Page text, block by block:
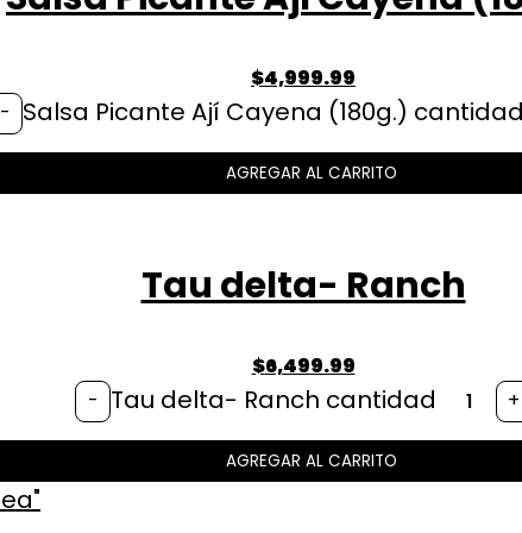
$4,999.99
- Salsa Picante Ají Cayena (180g.)
AGREGAR AL CARRITO
Tau delta- Ranch
$6,499.99
- Tau delta- Ranch cantidad +
AGREGAR AL CARRITO